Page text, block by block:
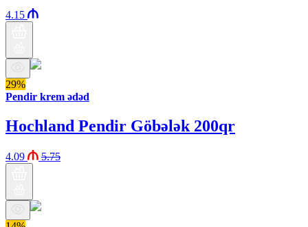
4.15
29%
Pendir krem ədəd
Hochland Pendir Göbələk 200qr
4.09 5.75